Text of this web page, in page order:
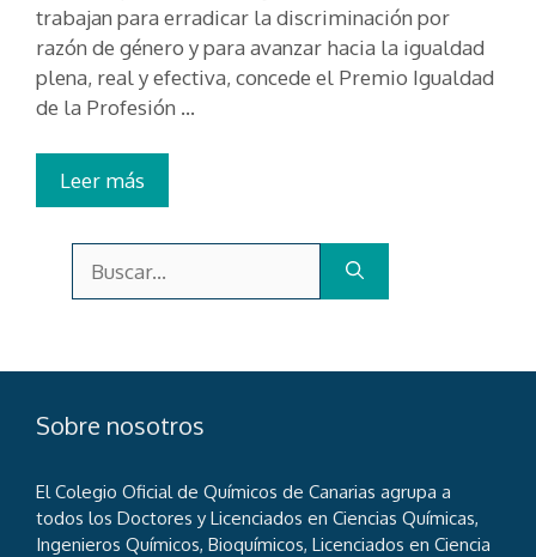
trabajan para erradicar la discriminación por
razón de género y para avanzar hacia la igualdad
plena, real y efectiva, concede el Premio Igualdad
de la Profesión …
Leer más
Sobre nosotros
El Colegio Oficial de Químicos de Canarias agrupa a
todos los Doctores y Licenciados en Ciencias Químicas,
Ingenieros Químicos, Bioquímicos, Licenciados en Ciencia